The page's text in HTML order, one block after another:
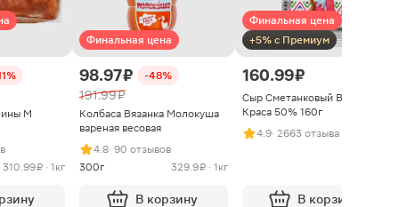
М
310.99 ₽ · 1кг
Финальная цена
98.97 ₽ -48%
191.99 ₽
Колбаса Вязанка Молокуша
вареная весовая
4.8· 90 отзывов
300г
329.9 ₽ · 1кг
В корзину
Финальная цена
+5% с Премиум
160.99 ₽
Сыр Сметанковый Варвара
Краса 50% 160г
4.9· 2663 отзыва
В корзину